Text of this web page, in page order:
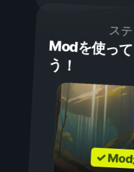
ス
Modを使っ
う！
✓ Mod